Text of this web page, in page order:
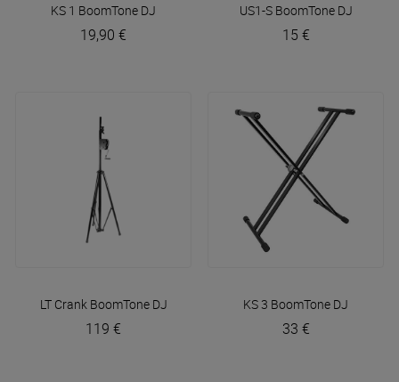
KS 1 BoomTone DJ
19,90 €
US1-S BoomTone DJ
15 €
LT Crank BoomTone DJ
119 €
KS 3 BoomTone DJ
33 €